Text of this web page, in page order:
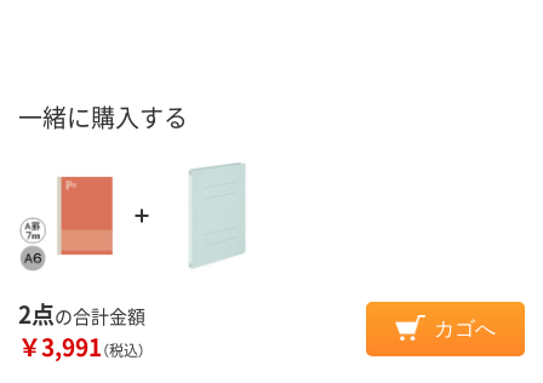
一緒に購入する
2点の合計金額
￥3,991（税込）
カゴへ